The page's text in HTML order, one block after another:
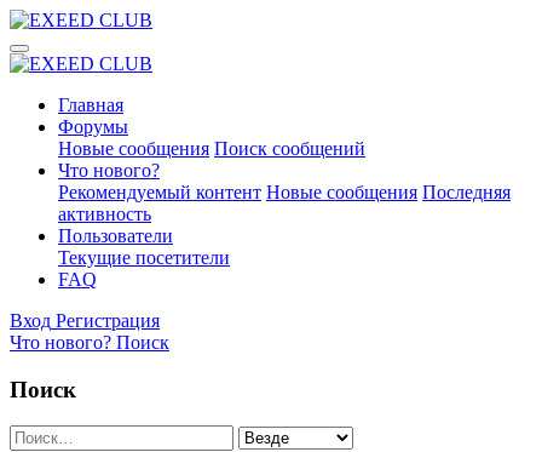
Главная
Форумы
Новые сообщения Поиск сообщений
Что нового?
Рекомендуемый контент Новые сообщения Последняя
активность
Пользователи
Текущие посетители
FAQ
Вход Регистрация
Что нового? Поиск
Поиск